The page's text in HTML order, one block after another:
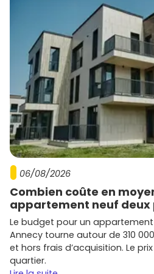
immobiliers modernes. Ces
offrent un excellent potentiel de
Tendances actuelles
Espaces extérieurs
balcons sont
Projets écoresponsables :
aux normes
soucieux de l’avenir.
Les promoteurs
sur-Yon
Bouygues Immobilier
Acteur majeur offrant des
secteurs attractifs tels que Les
Nexity
06/08/2026
Combien coûte en
appartement neuf deux
Le budget pour un
Annecy tourne autour de 310
et hors frais d’acquisition. Le
quartier.